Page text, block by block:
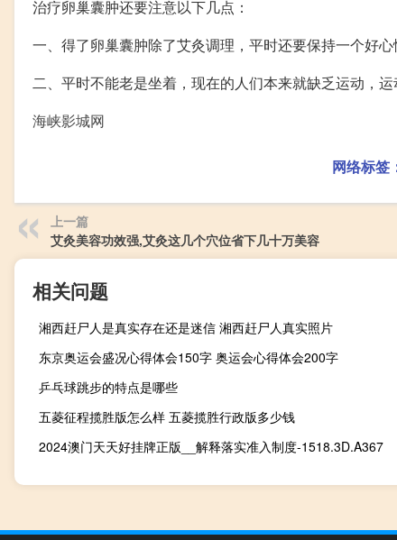
治疗卵巢囊肿还要注意以下几点：
一、得了卵巢囊肿除了艾灸调理，平时还要保持一个好心
二、平时不能老是坐着，现在的人们本来就缺乏运动，
海峡影城网
网络标签
上一篇
艾灸美容功效强,艾灸这几个穴位省下几十万美容
相关问题
湘西赶尸人是真实存在还是迷信 湘西赶尸人真实照片
东京奥运会盛况心得体会150字 奥运会心得体会200字
乒乓球跳步的特点是哪些
五菱征程揽胜版怎么样 五菱揽胜行政版多少钱
2024澳门天天好挂牌正版__解释落实准入制度-1518.3D.A367